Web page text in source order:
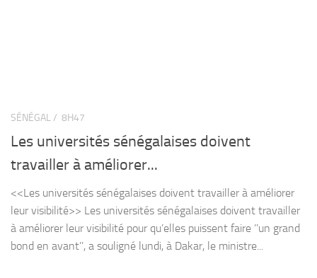
SÉNÉGAL / 8H47
Les universités sénégalaises doivent
travailler à améliorer...
<<Les universités sénégalaises doivent travailler à améliorer
leur visibilité>> Les universités sénégalaises doivent travailler
à améliorer leur visibilité pour qu’elles puissent faire ’’un grand
bond en avant’’, a souligné lundi, à Dakar, le ministre...